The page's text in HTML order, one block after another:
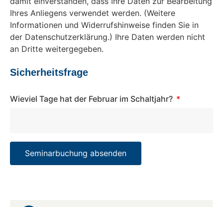
Ihres Anliegens verwendet werden. (Weitere
Informationen und Widerrufshinweise finden Sie in
der Datenschutzerklärung.) Ihre Daten werden nicht
an Dritte weitergegeben.
Sicherheitsfrage
Wieviel Tage hat der Februar im Schaltjahr?
Seminarbuchung absenden